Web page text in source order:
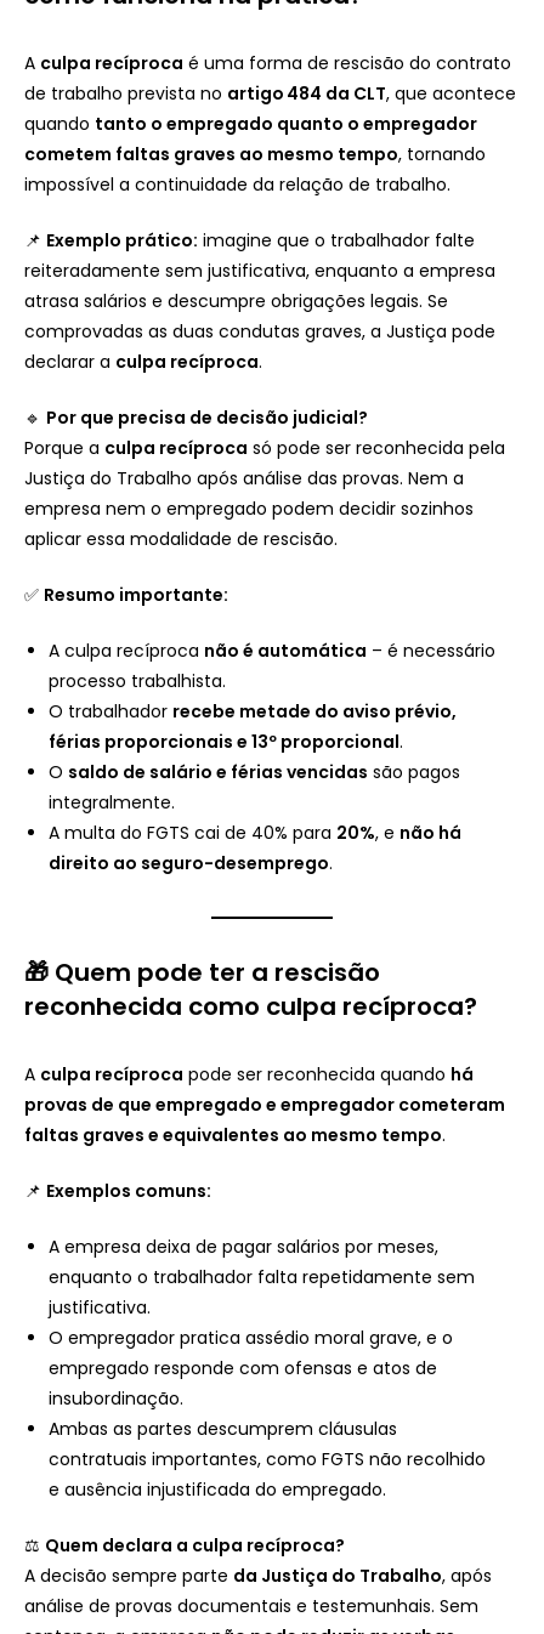
A culpa recíproca é uma forma de rescisão do contrato
de trabalho prevista no artigo 484 da CLT, que acontece
quando tanto o empregado quanto o empregador
cometem faltas graves ao mesmo tempo, tornando
impossível a continuidade da relação de trabalho.
📌 Exemplo prático: imagine que o trabalhador falte
reiteradamente sem justificativa, enquanto a empresa
atrasa salários e descumpre obrigações legais. Se
comprovadas as duas condutas graves, a Justiça pode
declarar a culpa recíproca.
🔹 Por que precisa de decisão judicial?
Porque a culpa recíproca só pode ser reconhecida pela
Justiça do Trabalho após análise das provas. Nem a
empresa nem o empregado podem decidir sozinhos
aplicar essa modalidade de rescisão.
✅ Resumo importante:
A culpa recíproca não é automática – é necessário
processo trabalhista.
O trabalhador recebe metade do aviso prévio,
férias proporcionais e 13º proporcional.
O saldo de salário e férias vencidas são pagos
integralmente.
A multa do FGTS cai de 40% para 20%, e não há
direito ao seguro-desemprego.
🎁 Quem pode ter a rescisão
reconhecida como culpa recíproca?
A culpa recíproca pode ser reconhecida quando há
provas de que empregado e empregador cometeram
faltas graves e equivalentes ao mesmo tempo.
📌 Exemplos comuns:
A empresa deixa de pagar salários por meses,
enquanto o trabalhador falta repetidamente sem
justificativa.
O empregador pratica assédio moral grave, e o
empregado responde com ofensas e atos de
insubordinação.
Ambas as partes descumprem cláusulas
contratuais importantes, como FGTS não recolhido
e ausência injustificada do empregado.
⚖️ Quem declara a culpa recíproca?
A decisão sempre parte da Justiça do Trabalho, após
análise de provas documentais e testemunhais. Sem